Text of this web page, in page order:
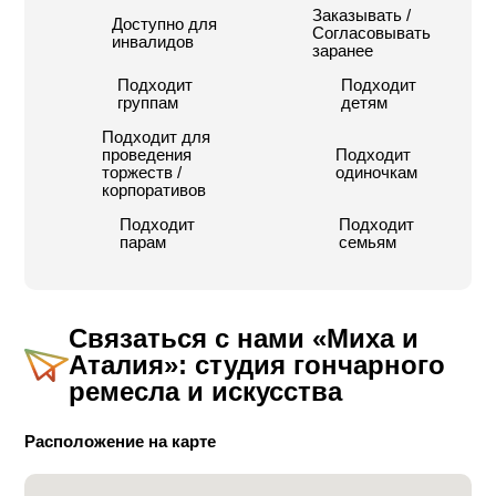
Доступно для
инвалидов
Заказывать /
Согласовывать
заранее
Подходит
группам
Подходит
детям
Подходит для
проведения
торжеств /
корпоративов
Подходит
одиночкам
Подходит
парам
Подходит
семьям
Связаться с нами «Миха и
Аталия»: студия гончарного
ремесла и искусства
Расположение на карте